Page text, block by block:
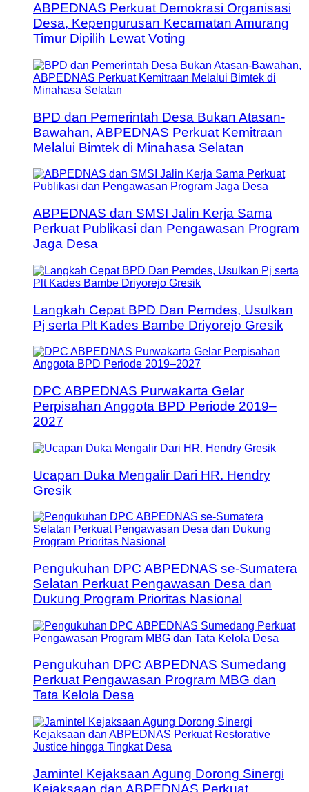
ABPEDNAS Perkuat Demokrasi Organisasi
Desa, Kepengurusan Kecamatan Amurang
Timur Dipilih Lewat Voting
BPD dan Pemerintah Desa Bukan Atasan-
Bawahan, ABPEDNAS Perkuat Kemitraan
Melalui Bimtek di Minahasa Selatan
ABPEDNAS dan SMSI Jalin Kerja Sama
Perkuat Publikasi dan Pengawasan Program
Jaga Desa
Langkah Cepat BPD Dan Pemdes, Usulkan
Pj serta Plt Kades Bambe Driyorejo Gresik
DPC ABPEDNAS Purwakarta Gelar
Perpisahan Anggota BPD Periode 2019–
2027
Ucapan Duka Mengalir Dari HR. Hendry
Gresik
Pengukuhan DPC ABPEDNAS se-Sumatera
Selatan Perkuat Pengawasan Desa dan
Dukung Program Prioritas Nasional
Pengukuhan DPC ABPEDNAS Sumedang
Perkuat Pengawasan Program MBG dan
Tata Kelola Desa
Jamintel Kejaksaan Agung Dorong Sinergi
Kejaksaan dan ABPEDNAS Perkuat